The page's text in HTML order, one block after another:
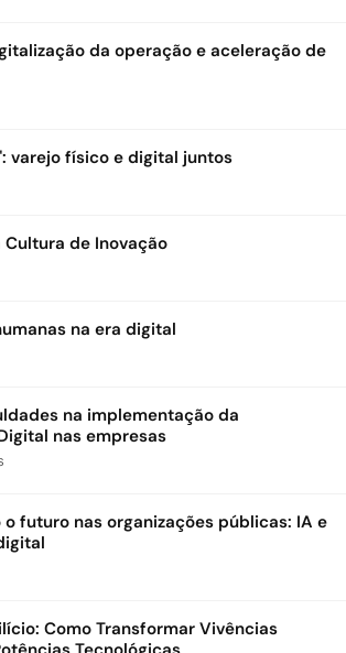
da operação e aceleração de
varejo físico e digital juntos
de Inovação
na era digital
na implementação da
nas empresas
futuro nas organizações públicas: IA e
Como Transformar Vivências